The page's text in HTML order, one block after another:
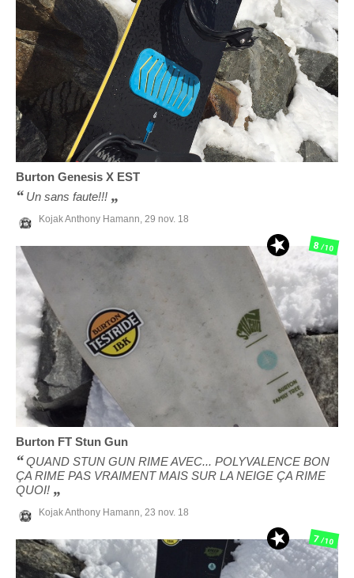
Burton Genesis X EST
Un sans faute!!!
Kojak Anthony Hamann, 29 nov. 18
Burton FT Stun Gun
QUAND STUN GUN RIME AVEC... POLYVALENCE BON
ÇA RIME PAS VRAIMENT MAIS SUR LA NEIGE ÇA RIME
QUOI!
Kojak Anthony Hamann, 23 nov. 18
8/10
7/10